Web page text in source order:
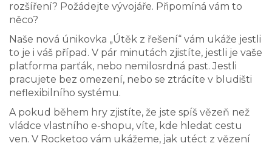
rozšíření? Požádejte vývojáře. Připomíná vám to
něco?
Naše nová únikovka „Útěk z řešení“ vám ukáže jestli
to je i váš případ. V pár minutách zjistíte, jestli je vaše
platforma parťák, nebo nemilosrdná past. Jestli
pracujete bez omezení, nebo se ztrácíte v bludišti
neflexibilního systému.
A pokud během hry zjistíte, že jste spíš vězeň než
vládce vlastního e-shopu, víte, kde hledat cestu
ven. V Rocketoo vám ukážeme, jak utéct z vězení